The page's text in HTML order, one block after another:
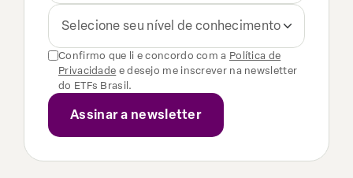
Selecione seu nível de conhecimento
Confirmo que li e concordo com a Política de
Privacidade e desejo me inscrever na newsletter
do ETFs Brasil.